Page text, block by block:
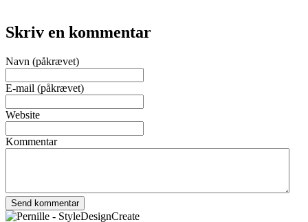
Skriv en kommentar
Navn (påkrævet)
E-mail (påkrævet)
Website
Kommentar